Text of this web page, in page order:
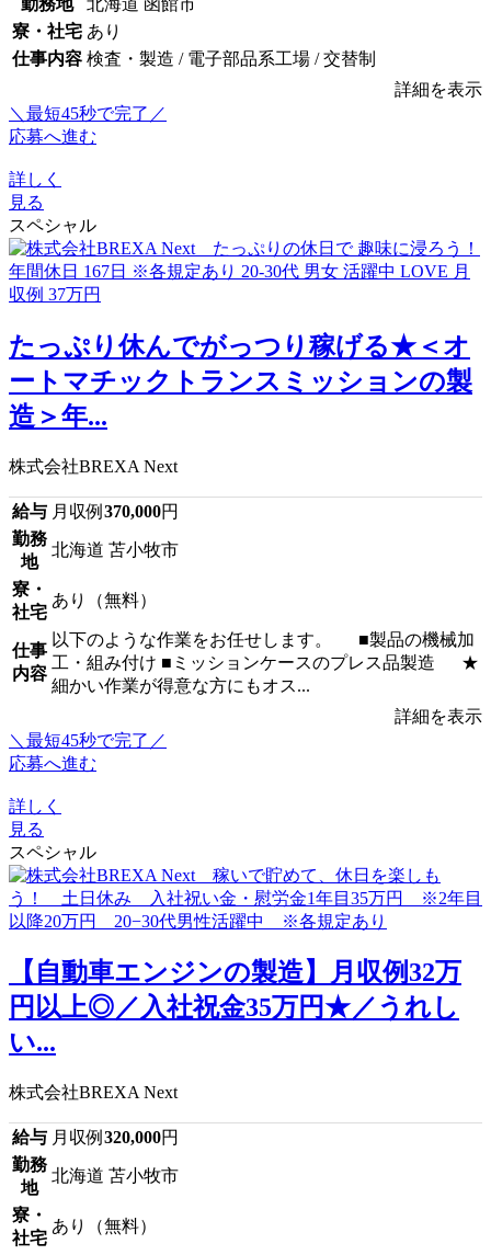
寮・社宅 あり
仕事内容 検査・製造 / 電子部品系工場 / 交替制
詳細を表示
＼最短45秒で完了／
応募へ進む
詳しく
見る
スペシャル
たっぷり休んでがっつり稼げる★＜オ
ートマチックトランスミッションの製
造＞年...
株式会社BREXA Next
給与 月収例 370,000円
勤務
地
北海道 苫小牧市
寮・
社宅
あり（無料）
仕事
内容
以下のような作業をお任せします。 ■製品の機械加
工・組み付け ■ミッションケースのプレス品製造 ★
細かい作業が得意な方にもオス...
詳細を表示
＼最短45秒で完了／
応募へ進む
詳しく
見る
スペシャル
【自動車エンジンの製造】月収例32万
円以上◎／入社祝金35万円★／うれし
い...
株式会社BREXA Next
給与 月収例 320,000円
勤務
地
北海道 苫小牧市
寮・
社宅
あり（無料）